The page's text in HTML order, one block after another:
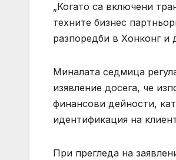
„Когато са включени
техните бизнес
разпоредби в Хонконг и
Миналата седмица
изявление досега, че
финансови дейности,
идентификация на
При прегледа на